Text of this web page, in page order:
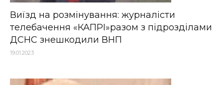
Виїзд на розмінування: журналісти
телебачення «КАПРІ»разом з підрозділами
ДСНС знешкодили ВНП
19.01.2023